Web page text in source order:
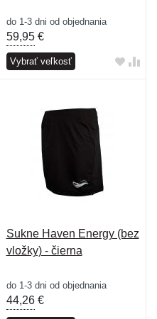
do 1-3 dni od objednania
59,95€
Vybrať veľkosť
Sukne Haven Energy (bez
vložky) - čierna
do 1-3 dni od objednania
44,26€